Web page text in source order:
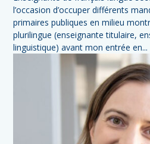
l’occasion d’occuper différents
primaires publiques en milieu
plurilingue (enseignante titulaire,
linguistique) avant mon entrée en...